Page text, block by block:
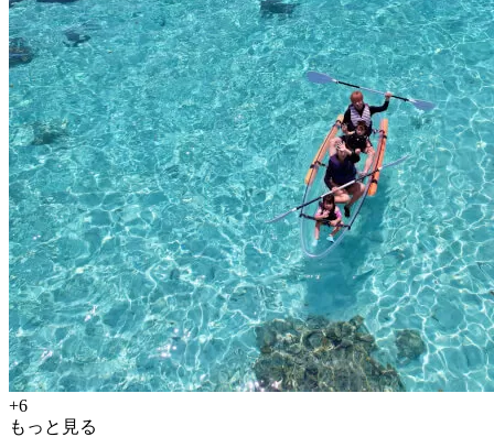
+6
もっと見る